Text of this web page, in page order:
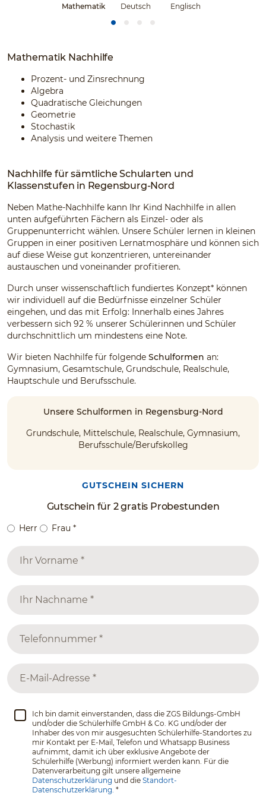
Mathematik Deutsch Englisch
Mathematik Nachhilfe
Prozent- und Zinsrechnung
Algebra
Quadratische Gleichungen
Geometrie
Stochastik
Analysis und weitere Themen
Nachhilfe für sämtliche Schularten und
Klassenstufen in Regensburg-Nord
Neben Mathe-Nachhilfe kann Ihr Kind Nachhilfe in allen
unten aufgeführten Fächern als Einzel- oder als
Gruppenunterricht wählen. Unsere Schüler lernen in kleinen
Gruppen in einer positiven Lernatmosphäre und können sich
auf diese Weise gut konzentrieren, untereinander
austauschen und voneinander profitieren.
Durch unser wissenschaftlich fundiertes Konzept* können
wir individuell auf die Bedürfnisse einzelner Schüler
eingehen, und das mit Erfolg: Innerhalb eines Jahres
verbessern sich 92 % unserer Schülerinnen und Schüler
durchschnittlich um mindestens eine Note.
Wir bieten Nachhilfe für folgende Schulformen an:
Gymnasium, Gesamtschule, Grundschule, Realschule,
Hauptschule und Berufsschule.
Unsere Schulformen in Regensburg-Nord
Grundschule, Mittelschule, Realschule, Gymnasium,
Berufsschule/Berufskolleg
GUTSCHEIN SICHERN
Gutschein für 2 gratis Probestunden
Herr Frau *
Ich bin damit einverstanden, dass die ZGS Bildungs-GmbH
und/oder die Schülerhilfe GmbH & Co. KG und/oder der
Inhaber des von mir ausgesuchten Schülerhilfe-Standortes zu
mir Kontakt per E-Mail, Telefon und Whatsapp Business
aufnimmt, damit ich über exklusive Angebote der
Schülerhilfe (Werbung) informiert werden kann. Für die
Datenverarbeitung gilt unsere allgemeine
Datenschutzerklärung und die Standort-
Datenschutzerklärung. *